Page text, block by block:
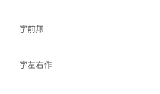
字前無
字左右作